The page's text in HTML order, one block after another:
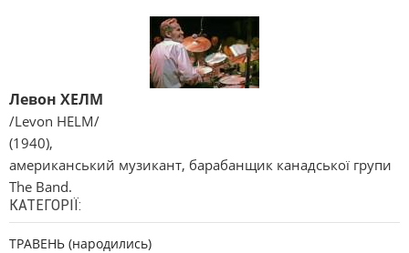
Левон ХЕЛМ
/Levon HELM/
(1940),
американський музикант, барабанщик канадської групи
The Band.
КАТЕГОРІЇ:
ТРАВЕНЬ (народились)